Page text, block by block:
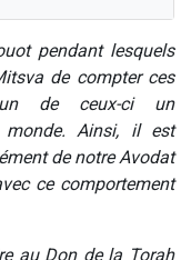
pendant lesquels
de compter ces
de ceux-ci un
monde. Ainsi, il est
de notre Avodat
ce comportement
au Don de la Torah